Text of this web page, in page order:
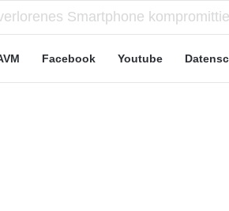
Trick oder echte Vorteile?
Facebook Youtube